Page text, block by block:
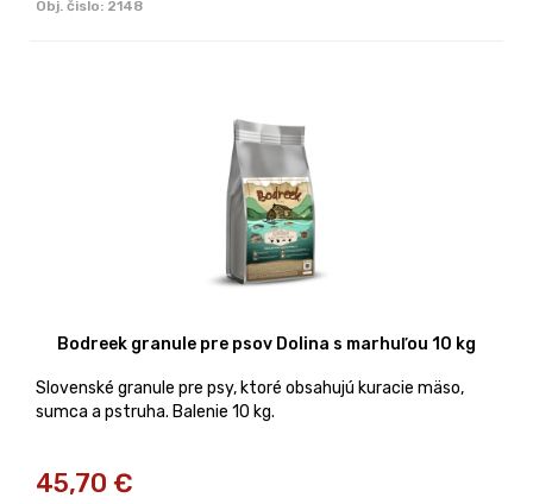
Obj. čislo: 2148
Bodreek granule pre psov Dolina s marhuľou 10 kg
Slovenské granule pre psy, ktoré obsahujú kuracie mäso,
sumca a pstruha. Balenie 10 kg.
45,70 €